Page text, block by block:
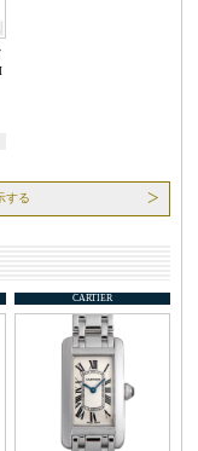
する
CARTIER